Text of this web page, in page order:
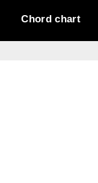
Chord chart